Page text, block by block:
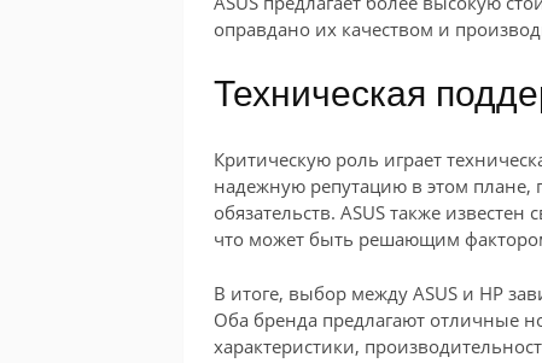
оправдано их качеством и
Техническая
Критическую роль играет
надежную репутацию в этом плане,
обязательств. ASUS также
что может быть решающим
В итоге, выбор между ASUS и HP
Оба бренда предлагают отличные
характеристики,